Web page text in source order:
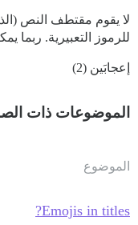
لا يقوم مقتطف النص
للرموز التعبيرية. ربما
إعجابَين (2)
الموضوعات ذات
الموضوع
Emojis in titles?